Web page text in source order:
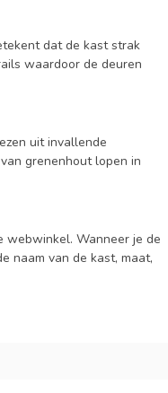
dat de kast strak
waardoor de deuren
uit invallende
grenenhout lopen in
webwinkel. Wanneer je de
naam van de kast, maat,